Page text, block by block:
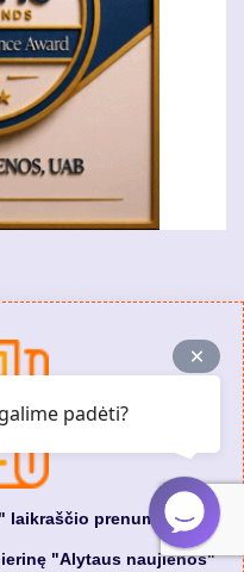
laikraščio prenumerata
"Alytaus naujienos"
padėti?